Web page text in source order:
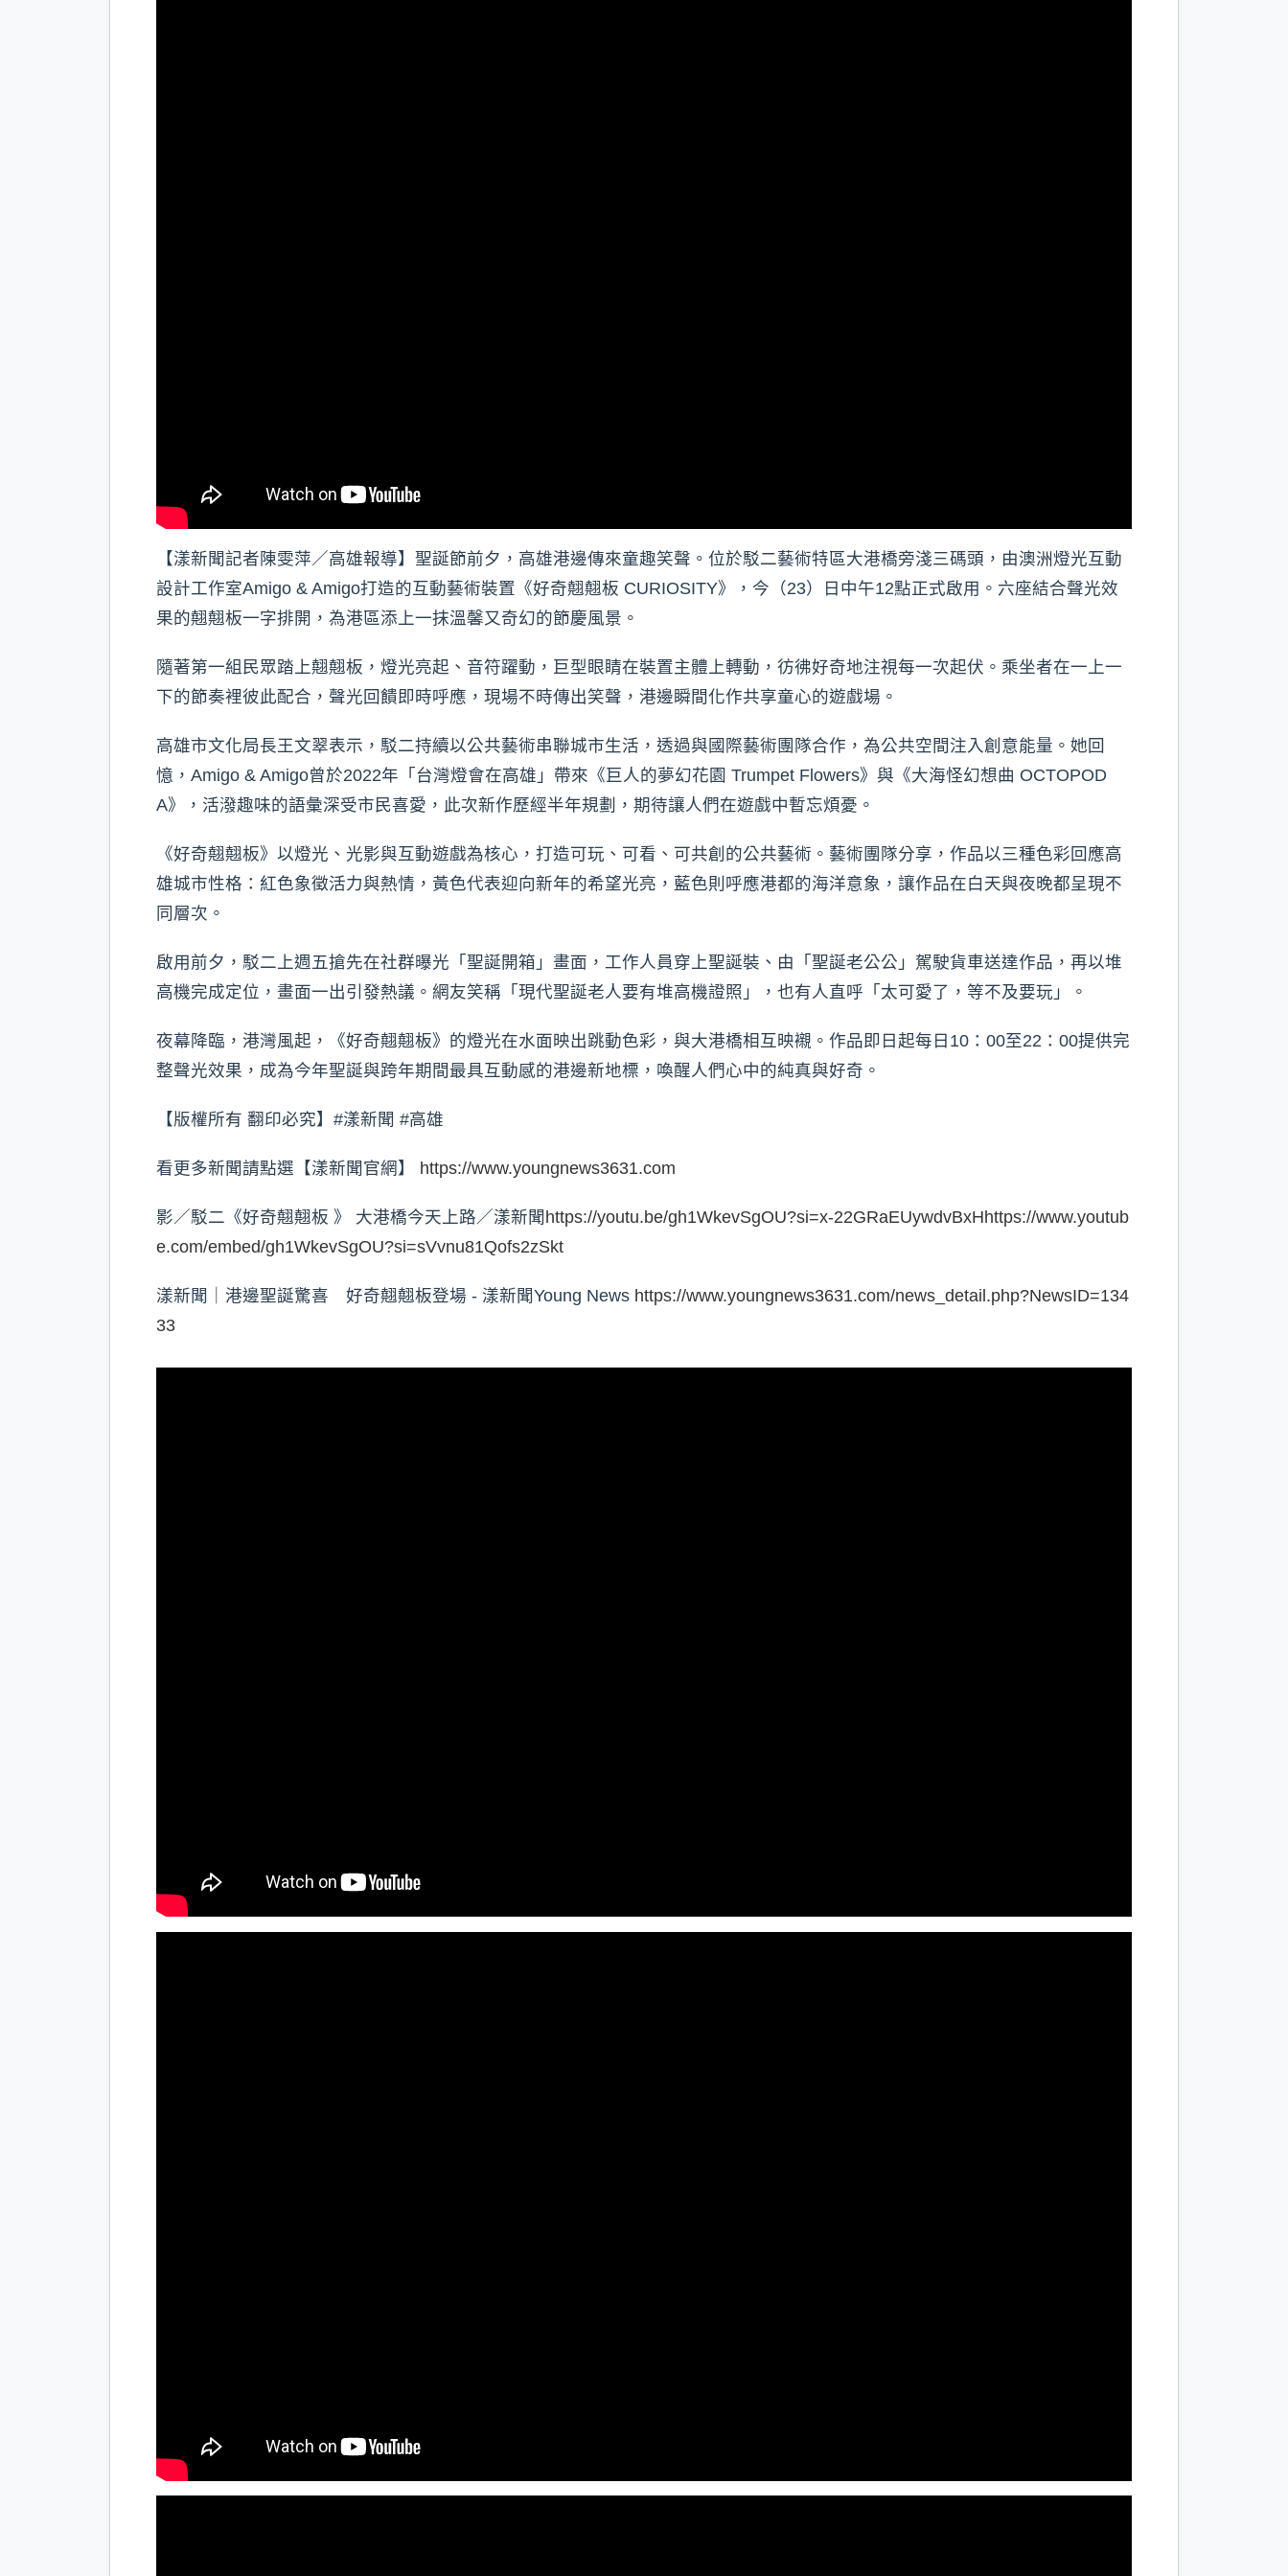
【漾新聞記者陳雯萍／高雄報導】聖誕節前夕，高雄港邊傳來童趣笑聲。位於駁二藝術特區大港橋旁淺三碼頭，由澳洲燈光互動
設計工作室Amigo & Amigo打造的互動藝術裝置《好奇翹翹板 CURIOSITY》，今（23）日中午12點正式啟用。六座結合聲光效
果的翹翹板一字排開，為港區添上一抹溫馨又奇幻的節慶風景。
隨著第一組民眾踏上翹翹板，燈光亮起、音符躍動，巨型眼睛在裝置主體上轉動，彷彿好奇地注視每一次起伏。乘坐者在一上一
下的節奏裡彼此配合，聲光回饋即時呼應，現場不時傳出笑聲，港邊瞬間化作共享童心的遊戲場。
高雄市文化局長王文翠表示，駁二持續以公共藝術串聯城市生活，透過與國際藝術團隊合作，為公共空間注入創意能量。她回
憶，Amigo & Amigo曾於2022年「台灣燈會在高雄」帶來《巨人的夢幻花園 Trumpet Flowers》與《大海怪幻想曲 OCTOPOD
A》，活潑趣味的語彙深受市民喜愛，此次新作歷經半年規劃，期待讓人們在遊戲中暫忘煩憂。
《好奇翹翹板》以燈光、光影與互動遊戲為核心，打造可玩、可看、可共創的公共藝術。藝術團隊分享，作品以三種色彩回應高
雄城市性格：紅色象徵活力與熱情，黃色代表迎向新年的希望光亮，藍色則呼應港都的海洋意象，讓作品在白天與夜晚都呈現不
同層次。
啟用前夕，駁二上週五搶先在社群曝光「聖誕開箱」畫面，工作人員穿上聖誕裝、由「聖誕老公公」駕駛貨車送達作品，再以堆
高機完成定位，畫面一出引發熱議。網友笑稱「現代聖誕老人要有堆高機證照」，也有人直呼「太可愛了，等不及要玩」。
夜幕降臨，港灣風起，《好奇翹翹板》的燈光在水面映出跳動色彩，與大港橋相互映襯。作品即日起每日10：00至22：00提供完
整聲光效果，成為今年聖誕與跨年期間最具互動感的港邊新地標，喚醒人們心中的純真與好奇。
【版權所有 翻印必究】#漾新聞 #高雄
看更多新聞請點選【漾新聞官網】 https://www.youngnews3631.com
影／駁二《好奇翹翹板 》 大港橋今天上路／漾新聞 https://youtu.be/gh1WkevSgOU?si=x-22GRaEUywdvBxHhttps://www.youtub
e.com/embed/gh1WkevSgOU?si=sVvnu81Qofs2zSkt
漾新聞｜港邊聖誕驚喜 好奇翹翹板登場 - 漾新聞Young News https://www.youngnews3631.com/news_detail.php?NewsID=134
33